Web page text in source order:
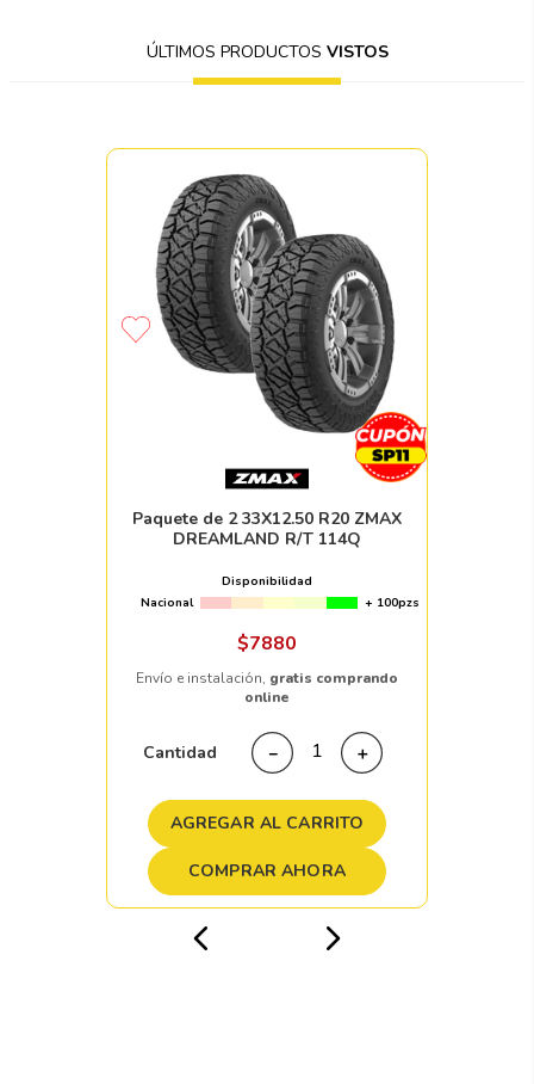
ÚLTIMOS PRODUCTOS VISTOS
Paquete de 2 33X12.50 R20 ZMAX
DREAMLAND R/T 114Q
Disponibilidad
Nacional
+ 100pzs
$7880
Envío e instalación, gratis comprando
online
Cantidad ＋
－
AGREGAR AL CARRITO
COMPRAR AHORA